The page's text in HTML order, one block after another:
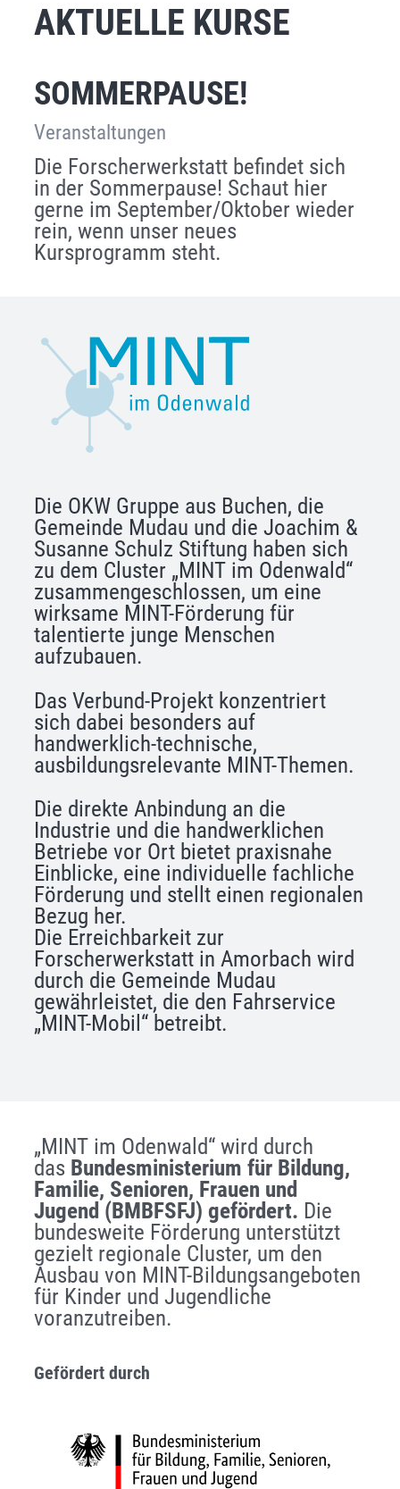
AKTUELLE KURSE
SOMMERPAUSE!
Veranstaltungen
Die Forscherwerkstatt befindet sich
in der Sommerpause! Schaut hier
gerne im September/Oktober wieder
rein, wenn unser neues
Kursprogramm steht.
Die OKW Gruppe aus Buchen, die
Gemeinde Mudau und die Joachim &
Susanne Schulz Stiftung haben sich
zu dem Cluster „MINT im Odenwald“
zusammengeschlossen, um eine
wirksame MINT-Förderung für
talentierte junge Menschen
aufzubauen.
Das Verbund-Projekt konzentriert
sich dabei besonders auf
handwerklich-technische,
ausbildungsrelevante MINT-Themen.
Die direkte Anbindung an die
Industrie und die handwerklichen
Betriebe vor Ort bietet praxisnahe
Einblicke, eine individuelle fachliche
Förderung und stellt einen regionalen
Bezug her.
Die Erreichbarkeit zur
Forscherwerkstatt in Amorbach wird
durch die Gemeinde Mudau
gewährleistet, die den Fahrservice
„MINT-Mobil“ betreibt.
„MINT im Odenwald“ wird durch
das Bundesministerium für Bildung,
Familie, Senioren, Frauen und
Jugend (BMBFSFJ) gefördert. Die
bundesweite Förderung unterstützt
gezielt regionale Cluster, um den
Ausbau von MINT-Bildungsangeboten
für Kinder und Jugendliche
voranzutreiben.
Gefördert durch